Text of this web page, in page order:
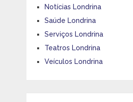
Notícias Londrina
Saúde Londrina
Serviços Londrina
Teatros Londrina
Veículos Londrina